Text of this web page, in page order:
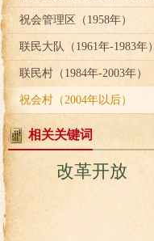
祝会管理区（1958年）
联民大队（1961年-1983年）
联民村（1984年-2003年）
祝会村（2004年以后）
相关关键词
改革开放